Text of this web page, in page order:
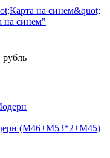
на синем"
рубль
(М46+М53*2+М45)